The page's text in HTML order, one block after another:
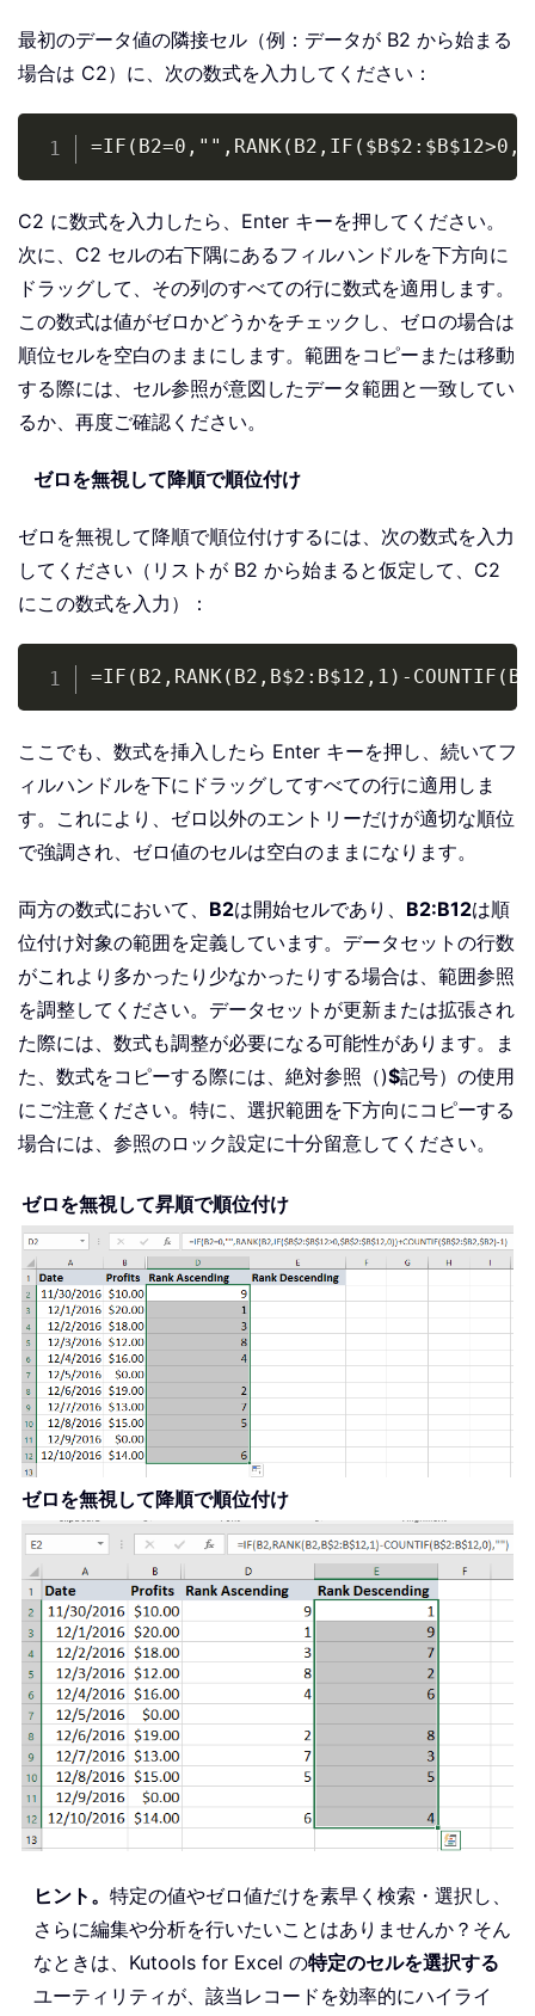
最初のデータ値の隣接セル（例：データが B2 から始まる
場合は C2）に、次の数式を入力してください：
Copy
C2 に数式を入力したら、Enter キーを押してください。
次に、C2 セルの右下隅にあるフィルハンドルを下方向に
ドラッグして、その列のすべての行に数式を適用します。
この数式は値がゼロかどうかをチェックし、ゼロの場合は
順位セルを空白のままにします。範囲をコピーまたは移動
する際には、セル参照が意図したデータ範囲と一致してい
るか、再度ご確認ください。
ゼロを無視して降順で順位付け
ゼロを無視して降順で順位付けするには、次の数式を入力
してください（リストが B2 から始まると仮定して、C2
にこの数式を入力）：
=IF(B2,RANK(B2,B$2:B$12,1)- Copy
ここでも、数式を挿入したら Enter キーを押し、続いてフ
ィルハンドルを下にドラッグしてすべての行に適用しま
す。これにより、ゼロ以外のエントリーだけが適切な順位
で強調され、ゼロ値のセルは空白のままになります。
両方の数式において、 B2は開始セルであり、 B2:B12は順
位付け対象の範囲を定義しています。データセットの行数
がこれより多かったり少なかったりする場合は、範囲参照
を調整してください。データセットが更新または拡張され
た際には、数式も調整が必要になる可能性があります。ま
た、数式をコピーする際には、絶対参照（)$記号）の使用
にご注意ください。特に、選択範囲を下方向にコピーする
場合には、参照のロック設定に十分留意してください。
ゼロを無視して昇順で順位付け
ゼロを無視して降順で順位付け
ヒント。 特定の値やゼロ値だけを素早く検索・選択し、
さらに編集や分析を行いたいことはありませんか？そん
なときは、Kutools for Excel の特定のセルを選択する
ユーティリティが、該当レコードを効率的にハイライ